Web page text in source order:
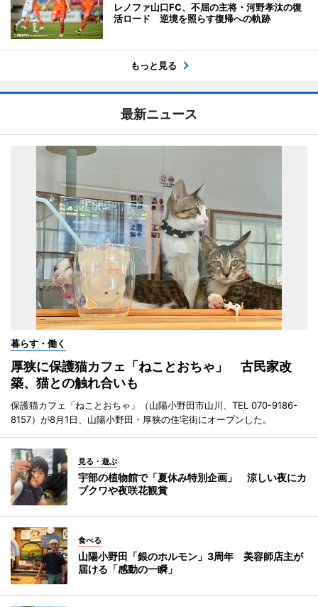
レノファ山口FC、不屈の主将・河野孝汰の復
活ロード 逆境を照らす復帰への軌跡
もっと見る
最新ニュース
暮らす・働く
厚狭に保護猫カフェ「ねことおちゃ」 古民家改
築、猫との触れ合いも
保護猫カフェ「ねことおちゃ」（山陽小野田市山川、TEL 070-9186-
8157）が8月1日、山陽小野田・厚狭の住宅街にオープンした。
見る・遊ぶ
宇部の植物館で「夏休み特別企画」 涼しい夜にカ
ブクワや夜咲花観賞
食べる
山陽小野田「銀のホルモン」3周年 美容師店主が
届ける「感動の一瞬」